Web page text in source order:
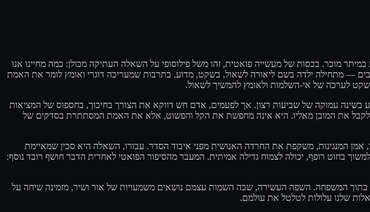
מוכר. בכסות של מעשייה פואטית, זהו משל פילוסופי על השאלה העתיקה מכולן: כמה מחיינו אנו
— מתחילה ילדה בשם ליאורה לשאול, בשקט, מדוע. בתרבות שמעריכה דוגרי ואומץ לומר את האמת
שקט לערכה של אי-השלמות ולאומץ להמשיך לשאול.
בשינה עמוקה של שביעות רצון. אך לפעמים, אדם חש דווקא את הצורך בחיכוך, בחספוס של המציאות
לקבל את המובן מאליו. היא אינה מחפשת את הקל והפשוט, אלא את האמת המסתתרת בסדקים של
המנגינות, משקפת את החרדה האנושית מפני איבוד הסדר. עבורו, השאלה היא סכין שמאיימת
בחוט רופף, יכולה לצמוח גדילה אמיתית. המעבר מהסיפור הפואטי לאחרית הדבר חושף רובד נוסף:
בתוך המשפחה. השפה העשירה, שבה השמות עצמם נושאים משמעויות של אור ושיר, מזמינה שיחה על
שלנו עלולות לטלטל את עולמם.